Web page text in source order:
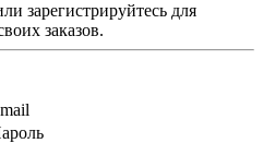
зарегистрируйтесь для
заказов.